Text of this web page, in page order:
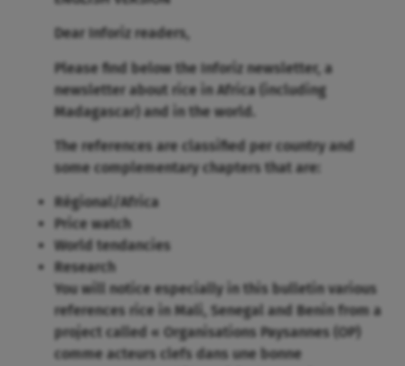
Dear Inforiz readers,
Please find below the Inforiz newsletter, a
newsletter about rice in Africa (including
Madagascar) and in the world.
The references are classified per country and
some complementary chapters that are:
Régional/Africa
Price watch
World tendancies
Research
You will notice especially in this bulletin various
references rice in Mali, Senegal and Benin from a
project called « Organisations Paysannes (OP)
comme acteurs clefs dans une bonne